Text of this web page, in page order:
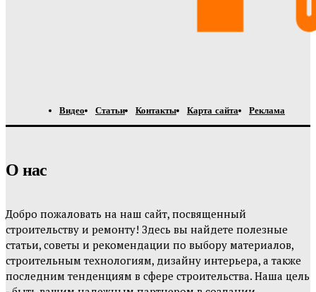
Видео Статьи Контакты Карта сайта Реклама
О нас
Добро пожаловать на наш сайт, посвященный
строительству и ремонту! Здесь вы найдете полезные
статьи, советы и рекомендации по выбору материалов,
строительным технологиям, дизайну интерьера, а также
последним тенденциям в сфере строительства. Наша цель